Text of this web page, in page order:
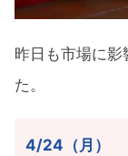
昨日も市場に
た。
4/24（月）